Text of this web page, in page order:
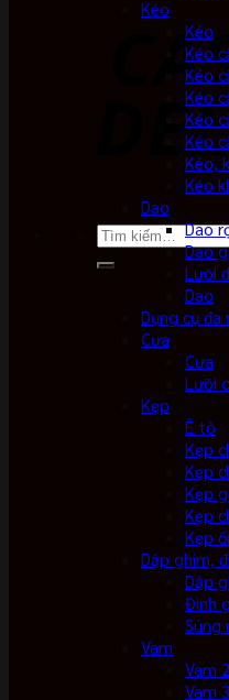
Tìm
Kéo
Kéo
Kéo
Kéo
Kéo
Kéo
Kéo
Kéo,
Kéo
Dao
Dao
Dao
Lưỡi
Dao
Dụng cụ đa
Cưa
Cưa
Lưỡi
Kẹp
Ê tô
Kẹp
Kẹp
Kẹp
Kẹp
Kẹp
Dập ghim,
Dập
Đinh
Súng
Vam
Vam
Vam